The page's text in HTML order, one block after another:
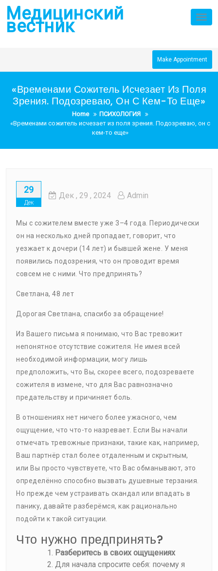
Skip
content
Медицинский
вестник
Make Appointment
«Временами Сожитель Исчезает Из Поля
Зрения. Подозреваю, Он С Кем-То Еще»
Home
ПСИХОЛОГИЯ
«Временами сожитель исчезает из поля зрения. Подозреваю, он с
кем-то еще»
29
Дек
Дек , 29 , 2024 Admin
Мы с сожителем вместе уже 3–4 года. Периодически
он на несколько дней пропадает, говорит, что
уезжает к дочери (14 лет) и бывшей жене. У меня
появились подозрения, что он проводит время
совсем не с ними. Что предпринять?
Светлана, 48 лет
Дорогая Светлана, спасибо за обращение!
Из Вашего письма я понимаю, что Вас тревожит
непонятное отсутствие сожителя. Не имея всей
необходимой информации, могу лишь
предположить, что Вы, скорее всего, подозреваете
сожителя в измене, что для Вас равнозначно
предательству и причиняет боль.
В отношениях нет ничего более ужасного, чем
ощущение, что что-то назревает. Если Вы начали
отмечать тревожные признаки, такие как, например,
Ваш партнёр стал более отдаленным и скрытным,
или Вы просто чувствуете, что Вас обманывают, это
определённо способно вызвать душевные терзания.
Но прежде чем устраивать скандал или впадать в
панику, давайте разберёмся, как рационально
подойти к такой ситуации.
Что нужно предпринять?
Разберитесь в своих ощущениях
Для начала спросите себя: почему я